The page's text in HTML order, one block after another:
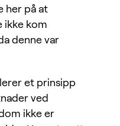
her på at
ikke kom
denne var
et prinsipp
ved
ikke er